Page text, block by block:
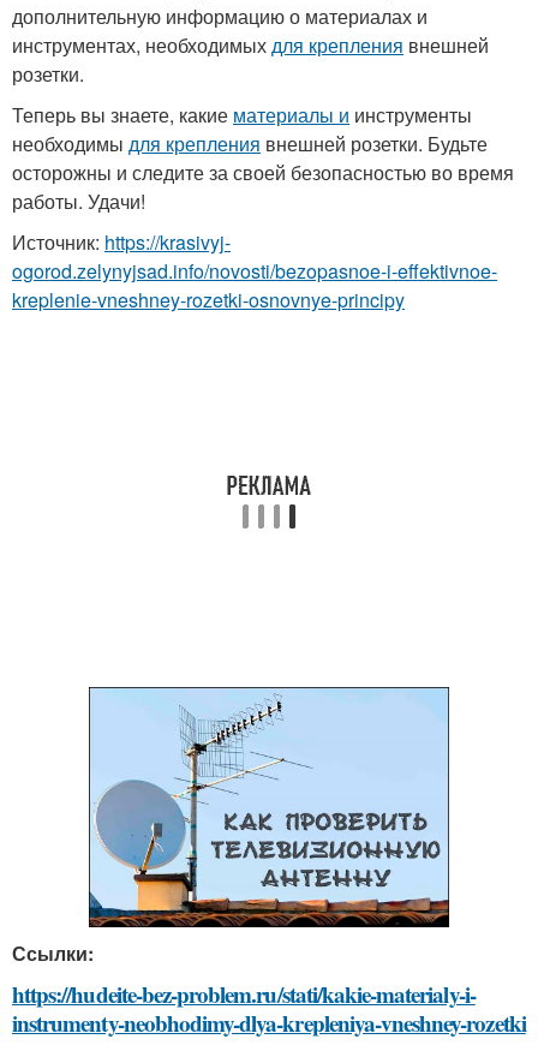
дополнительную информацию о материалах и
инструментах, необходимыхдля крепления внешней
розетки.
Теперь вы знаете, какие материалы и инструменты
необходимы для крепления внешней розетки. Будьте
осторожны и следите за своей безопасностью во время
работы. Удачи!
Источник: https://krasivyj-
ogorod.zelynyjsad.info/novosti/bezopasnoe-i-effektivnoe-
kreplenie-vneshney-rozetki-osnovnye-principy
Ссылки:
https://hudeite-bez-problem.ru/stati/kakie-materialy-i-
instrumenty-neobhodimy-dlya-krepleniya-vneshney-rozetki